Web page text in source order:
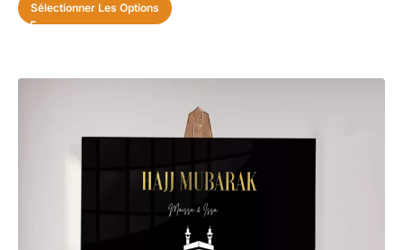
Sélectionner Les Options